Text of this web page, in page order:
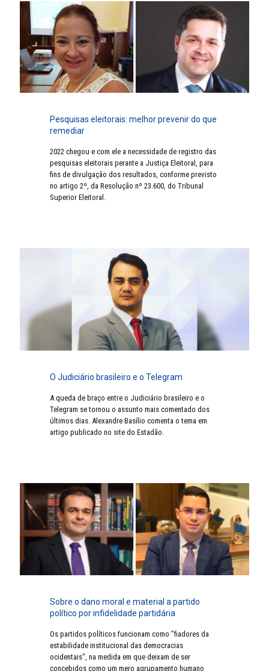
Pesquisas eleitorais: melhor prevenir do que
remediar
2022 chegou e com ele a necessidade de registro das
pesquisas eleitorais perante a Justiça Eleitoral, para
fins de divulgação dos resultados, conforme previsto
no artigo 2º, da Resolução nº 23.600, do Tribunal
Superior Eleitoral.
O Judiciário brasileiro e o Telegram
A queda de braço entre o Judiciário brasileiro e o
Telegram se tornou o assunto mais comentado dos
últimos dias. Alexandre Basílio comenta o tema em
artigo publicado no site do Estadão.
Sobre o dano moral e material a partido
político por infidelidade partidária
Os partidos políticos funcionam como "fiadores da
estabilidade institucional das democracias
ocidentais", na medida em que deixam de ser
concebidos como um mero agrupamento humano